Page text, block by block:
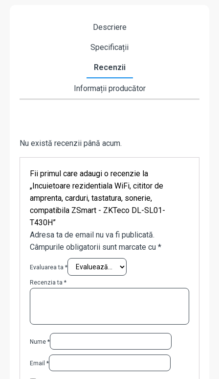
Descriere
Specificații
Recenzii
Informații producător
Nu există recenzii până acum.
Fii primul care adaugi o recenzie la
„Incuietoare rezidentiala WiFi, cititor de
amprenta, carduri, tastatura, sonerie,
compatibila ZSmart - ZKTeco DL-SL01-
T430H”
Adresa ta de email nu va fi publicată.
Câmpurile obligatorii sunt marcate cu *
Evaluarea ta *
Recenzia ta *
Nume *
Email *